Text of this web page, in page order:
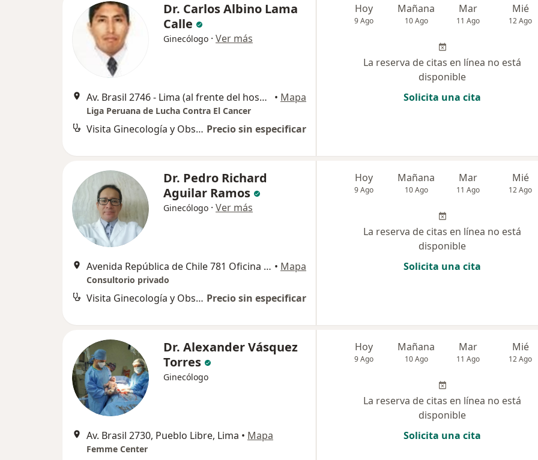
Dr. Carlos Albino Lama
Calle
Ginecólogo · Ver más
Av. Brasil 2746 - Lima (al frente del hospital militar cruce con avenida la marina), Pueblo Libre • Mapa
Liga Peruana de Lucha Contra El Cancer
Visita Ginecología y Obstetricia Precio sin especificar
Hoy
9 Ago
Mañana
10 Ago
Mar
11 Ago
Mié
12 Ago
La reserva de citas en línea no está
disponible
Solicita una cita
Dr. Pedro Richard
Aguilar Ramos
Ginecólogo · Ver más
Avenida República de Chile 781 Oficina 206, Jesús María • Mapa
Consultorio privado
Visita Ginecología y Obstetricia Precio sin especificar
Hoy
9 Ago
Mañana
10 Ago
Mar
11 Ago
Mié
12 Ago
La reserva de citas en línea no está
disponible
Solicita una cita
Dr. Alexander Vásquez
Torres
Ginecólogo
Av. Brasil 2730, Pueblo Libre, Lima • Mapa
Femme Center
Hoy
9 Ago
Mañana
10 Ago
Mar
11 Ago
Mié
12 Ago
La reserva de citas en línea no está
disponible
Solicita una cita